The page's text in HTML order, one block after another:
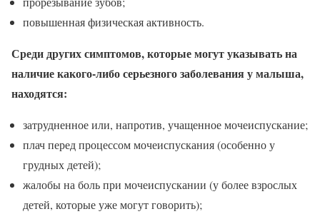
повышенная физическая активность.
Среди других симптомов, которые могут указывать на
наличие какого-либо серьезного заболевания у малыша,
находятся:
затрудненное или, напротив, учащенное мочеиспускание;
плач перед процессом мочеиспускания (особенно у
грудных детей);
жалобы на боль при мочеиспускании (у более взрослых
детей, которые уже могут говорить);